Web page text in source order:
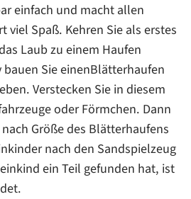
einfach und macht allen
viel Spaß. Kehren Sie als erstes
Laub zu einem Haufen
Sie einenBlätterhaufen
Verstecken Sie in diesem
oder Förmchen. Dann
Größe des Blätterhaufens
nach den Sandspielzeug
ein Teil gefunden hat, ist